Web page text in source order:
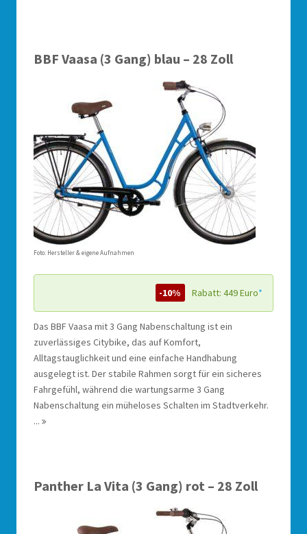
BBF Vaasa (3 Gang) blau – 28 Zoll
Foto: Hersteller & eigene Aufnahmen
-10% Rabatt: 449 Euro*
Das BBF Vaasa mit 3 Gang Nabenschaltung ist ein
zuverlässiges Citybike, das auf Komfort,
Alltagstauglichkeit und eine einfache Handhabung
ausgelegt ist. Der stabile Rahmen sorgt für ein sicheres
Fahrgefühl, während die wartungsarme 3 Gang
Nabenschaltung ein müheloses Schalten im Stadtverkehr.
...
Panther La Vita (3 Gang) rot – 28 Zoll